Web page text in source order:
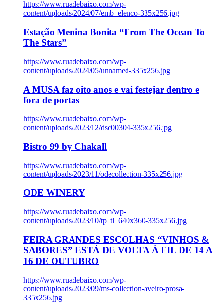
https://www.ruadebaixo.com/wp-
content/uploads/2024/07/emb_elenco-335x256.jpg
Estação Menina Bonita “From The Ocean To
The Stars”
https://www.ruadebaixo.com/wp-
content/uploads/2024/05/unnamed-335x256.jpg
A MUSA faz oito anos e vai festejar dentro e
fora de portas
https://www.ruadebaixo.com/wp-
content/uploads/2023/12/dsc00304-335x256.jpg
Bistro 99 by Chakall
https://www.ruadebaixo.com/wp-
content/uploads/2023/11/odecollection-335x256.jpg
ODE WINERY
https://www.ruadebaixo.com/wp-
content/uploads/2023/10/tp_tl_640x360-335x256.jpg
FEIRA GRANDES ESCOLHAS “VINHOS &
SABORES” ESTÁ DE VOLTA À FIL DE 14 A
16 DE OUTUBRO
https://www.ruadebaixo.com/wp-
content/uploads/2023/09/ms-collection-aveiro-prosa-
335x256.jpg